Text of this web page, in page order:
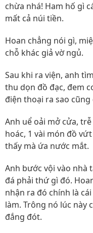
chừa nhá! Ham hố gì
mất cả núi tiền.
Hoan chẳng nói gì,
chỗ khác giả vờ ngủ.
Sau khi ra viện, anh
thu dọn đồ đạc, đem
điện thoại ra sao
Anh uể oải mở cửa,
hoác, 1 vài món đồ
thấy mà ứa nước mắt.
Anh bước vội vào nhà
đá phải thứ gì đó.
nhận ra đó chính là
làm. Trông nó lúc này
đắng đót.